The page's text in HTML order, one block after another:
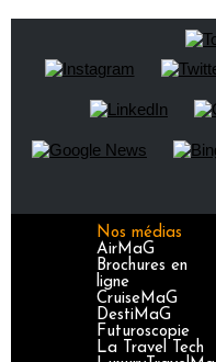
Nos médias
AirMaG
Brochures en
ligne
CruiseMaG
DestiMaG
Futuroscopie
La Travel Tech